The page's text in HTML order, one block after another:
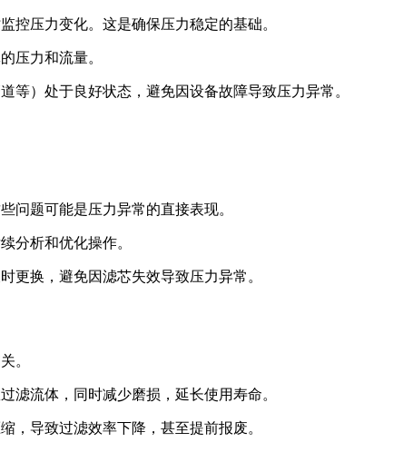
控压力变化。这是确保压力稳定的基础。
压力和流量。
等）处于良好状态，避免因设备故障导致压力异常。
问题可能是压力异常的直接表现。
分析和优化操作。
更换，避免因滤芯失效导致压力异常。
。
滤流体，同时减少磨损，延长使用寿命。
，导致过滤效率下降，甚至提前报废。